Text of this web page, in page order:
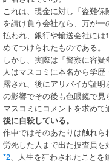
これは、現金に対し「盗難
を請け負う会社なら、万が
払われ、銀行や輸送会社に
めてつけられたものである。
しかし、実際は「警察に容
人はマスコミに本名から学
露され、後にアリバイが証
の影響でその後も色眼鏡で
マスコミにコメントを求めて
後に自殺している。
作中ではそのあたりは触れ
労死した人まで出た捜査員
*2、人生を狂わされたことを